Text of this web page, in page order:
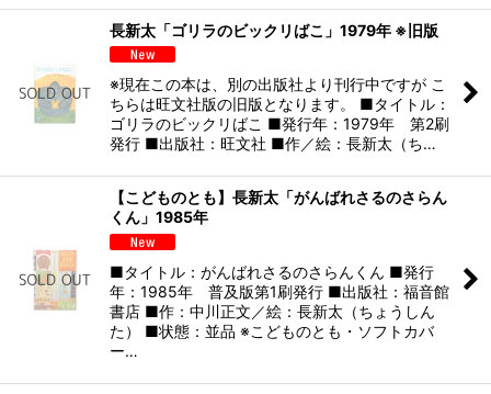
長新太「ゴリラのビックリばこ」1979年 ※旧版
※現在この本は、別の出版社より刊行中ですが こ
ちらは旺文社版の旧版となります。 ■タイトル：
ゴリラのビックリばこ ■発行年：1979年 第2刷
発行 ■出版社：旺文社 ■作／絵：長新太（ち…
【こどものとも】長新太「がんばれさるのさらん
くん」1985年
■タイトル：がんばれさるのさらんくん ■発行
年：1985年 普及版第1刷発行 ■出版社：福音館
書店 ■作：中川正文／絵：長新太（ちょうしん
た） ■状態：並品 ※こどものとも・ソフトカバ
ー…